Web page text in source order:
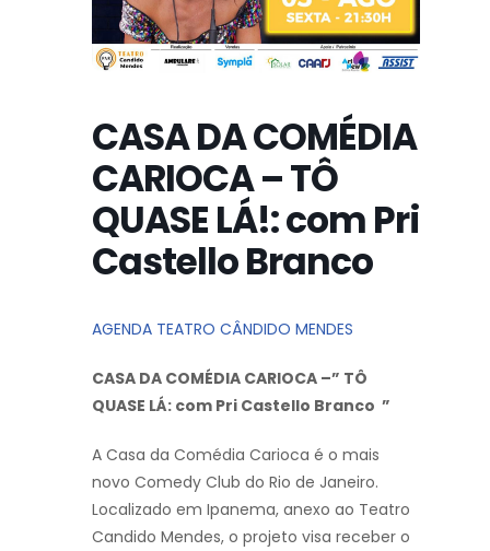
CASA DA COMÉDIA
CARIOCA – TÔ
QUASE LÁ!: com Pri
Castello Branco
AGENDA TEATRO CÂNDIDO MENDES
CASA DA COMÉDIA CARIOCA –” TÔ
QUASE LÁ: com Pri Castello Branco ”
A Casa da Comédia Carioca é o mais
novo Comedy Club do Rio de Janeiro.
Localizado em Ipanema, anexo ao Teatro
Candido Mendes, o projeto visa receber o